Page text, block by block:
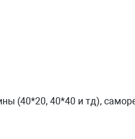
(40*20, 40*40 и тд),